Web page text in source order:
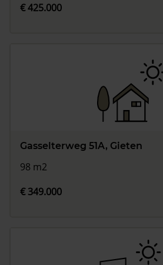
€ 425.000
Gasselterweg 51A, Gieten
98 m2
€ 349.000